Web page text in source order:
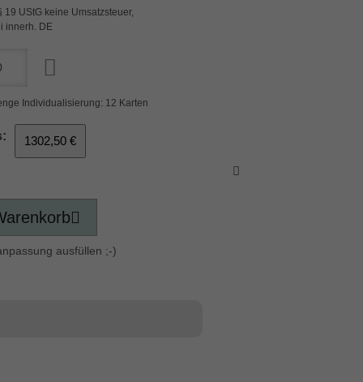
19 UStG keine Umsatzsteuer,
innerh. DE
Individualisierung: 12 Karten
1302,50 €
ausfüllen ;-)